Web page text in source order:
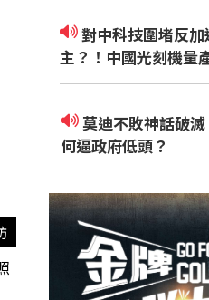
對中科技圍堵反加速中國科技自
主？！中國光刻機量
點
莫迪不敗神話破滅 印度Z世代如
何逼政府低頭？